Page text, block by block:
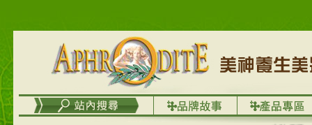
在外租屋者、居住處無管
理員、不方便在工作地點
取件者，歡迎多多使用
【郵局i郵箱】的服務喔～
【i郵箱】設立的地點，請
進入內頁連結～